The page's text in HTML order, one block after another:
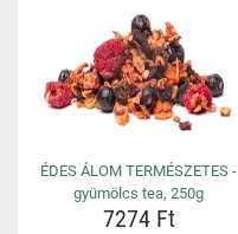
ÉDES ÁLOM TERMÉSZETES -
gyümölcs tea, 250g
7274 Ft